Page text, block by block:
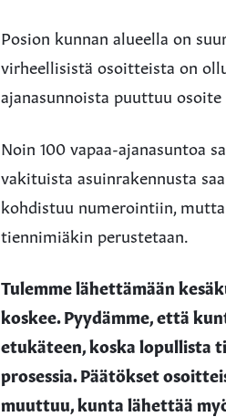
Posion kunnan alueella on
virheellisistä osoitteista on
ajanasunnoista puuttuu osoite
Noin 100 vapaa-ajanasuntoa
vakituista asuinrakennusta
kohdistuu numerointiin,
tiennimiäkin perustetaan.
Tulemme lähettämään
koskee. Pyydämme, että
etukäteen, koska lopullista
prosessia. Päätökset
muuttuu, kunta lähettää